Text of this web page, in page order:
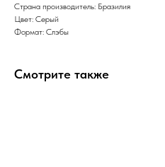
Страна производитель: Бразилия
Цвет: Серый
Формат: Слэбы
Смотрите также